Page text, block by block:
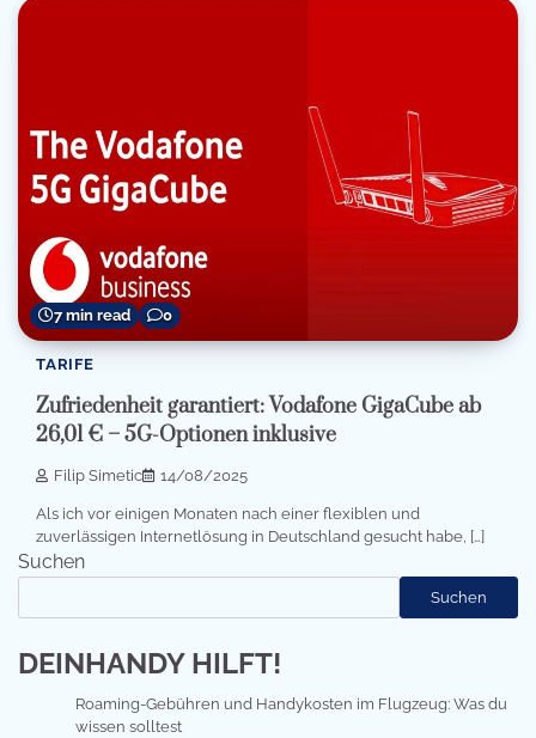
7 min read 0
TARIFE
Zufriedenheit garantiert: Vodafone GigaCube ab
26,01 € – 5G-Optionen inklusive
Filip Simetic 14/08/2025
Als ich vor einigen Monaten nach einer flexiblen und
zuverlässigen Internetlösung in Deutschland gesucht habe, […]
Suchen
Suchen
DEINHANDY HILFT!
Roaming-Gebühren und Handykosten im Flugzeug: Was du
wissen solltest